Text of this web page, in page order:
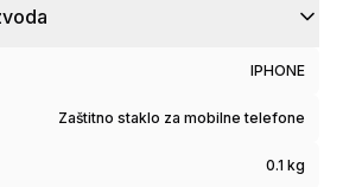
IPHONE
Zaštitno staklo za mobilne telefone
0.1 kg